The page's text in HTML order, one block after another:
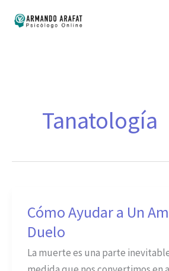
Tanatología
Cómo Ayudar a Un
Duelo
La muerte es una parte
Cómo
Ayudar
Un